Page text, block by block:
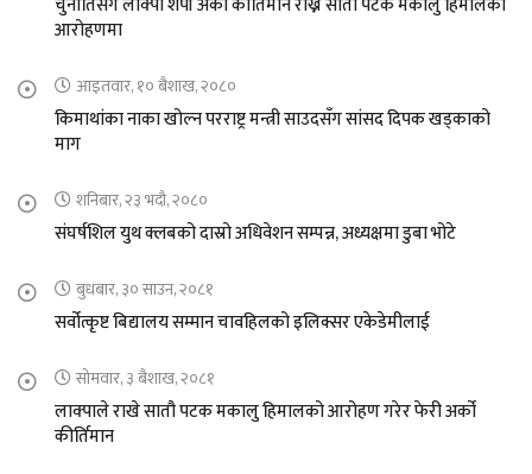
आरोहणमा
आइतवार, १० बैशाख, २०८०
किमाथांका नाका खोल्न परराष्ट्र मन्त्री साउदसँग सांसद दिपक खड्काको
माग
शनिबार, २३ भदौ, २०८०
संघर्षशिल युथ क्लबको दास्रो अधिवेशन सम्पन्न, अध्यक्षमा डुबा भोटे
बुधबार, ३० साउन, २०८१
सर्वोत्कृष्ट बिद्यालय सम्मान चावहिलको इलिक्सर एकेडेमीलाई
सोमवार, ३ बैशाख, २०८१
लाक्पाले राखे सातौ पटक मकालु हिमालको आरोहण गरेर फेरी अर्को
कीर्तिमान